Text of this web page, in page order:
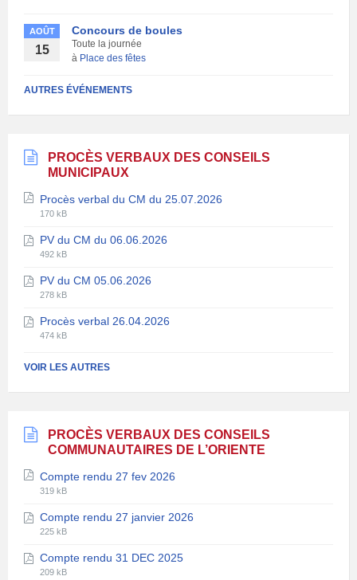
AOÛT
15
Concours de boules
Toute la journée
à Place des fêtes
AUTRES ÉVÉNEMENTS
PROCÈS VERBAUX DES CONSEILS
MUNICIPAUX
Procès verbal du CM du 25.07.2026
Extension
fichier:
pdf
Taille
fichier:
170 kB
PV du CM du 06.06.2026
Extension
fichier:
pdf
Taille
fichier:
492 kB
PV du CM 05.06.2026
Extension
fichier:
pdf
Taille
fichier:
278 kB
Procès verbal 26.04.2026
Extension
fichier:
Taille
fichier:
474 kB
VOIR LES AUTRES
PROCÈS VERBAUX DES CONSEILS
COMMUNAUTAIRES DE L’ORIENTE
Compte rendu 27 fev 2026
Extension
fichier:
pdf
Taille
fichier:
319 kB
Compte rendu 27 janvier 2026
Extension
fichier:
pdf
Taille
fichier:
225 kB
Compte rendu 31 DEC 2025
Extension
Taille
209 kB